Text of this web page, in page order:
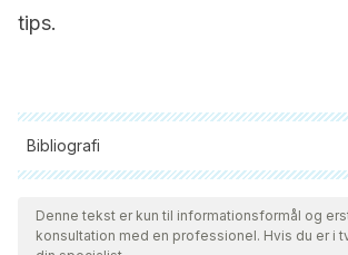
tips.
Bibliografi
Alle citerede kilder blev grundigt
for at sikre deres kvalitet, pålidelighed,
Bibliografien i denne artikel blev betragtet
Denne tekst er kun til informationsformål og
konsultation med en professionel. Hvis du er i